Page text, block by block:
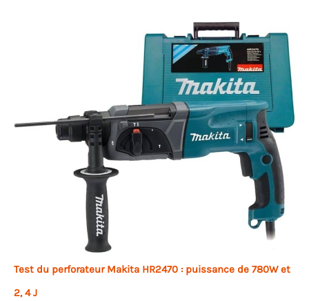
Test du perforateur Makita HR2470 : puissance de 780W et
2, 4 J